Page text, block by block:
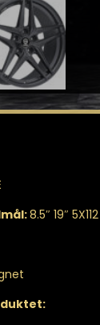
8.5″ 19″ 5X112